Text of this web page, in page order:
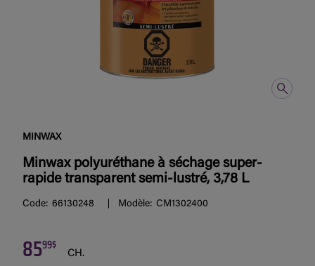
MINWAX
Minwax polyuréthane à séchage super-
rapide transparent semi-lustré, 3,78 L
Code: 66130248 Modèle: CM1302400
8599$ CH.